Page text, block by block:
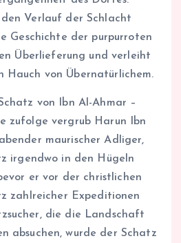
Verlauf der Schlacht
Geschichte der purpurroten
Überlieferung und verleiht
Hauch von Übernatürlichem.
von Ibn Al-Ahmar –
zufolge vergrub Harun Ibn
maurischer Adliger,
irgendwo in den Hügeln
er vor der christlichen
zahlreicher Expeditionen
die die Landschaft
absuchen, wurde der Schatz